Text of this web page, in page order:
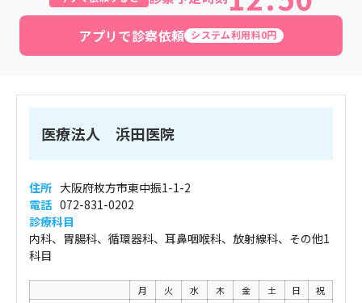
アプリで診察依頼 システム利用料0円
医療法人 浜田医院
住所 大阪府枚方市東中振1-1-2
電話 072-831-0202
診療科目
内科、胃腸科、循環器科、耳鼻咽喉科、放射線科、その他1
科目
月 火 水 木 金 土 日 祝